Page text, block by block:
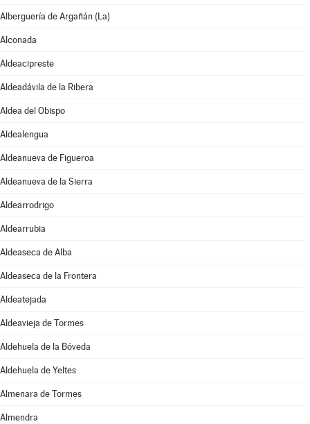
Alberguería de Argañán (La)
Alconada
Aldeacipreste
Aldeadávila de la Ribera
Aldea del Obispo
Aldealengua
Aldeanueva de Figueroa
Aldeanueva de la Sierra
Aldearrodrigo
Aldearrubia
Aldeaseca de Alba
Aldeaseca de la Frontera
Aldeatejada
Aldeavieja de Tormes
Aldehuela de la Bóveda
Aldehuela de Yeltes
Almenara de Tormes
Almendra